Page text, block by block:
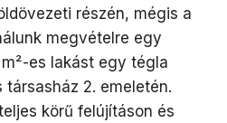
részén, mégis a
megvételre egy
es lakást egy tégla
2. emeletén.
körű felújításon és